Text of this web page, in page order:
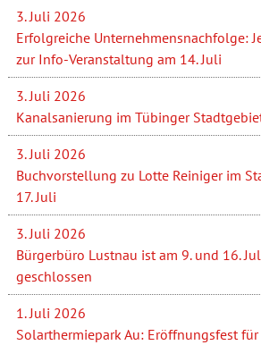
3. Juli 2026
Erfolgreiche Unternehmensnachfolge:
zur Info-Veranstaltung am 14. Juli
3. Juli 2026
Kanalsanierung im Tübinger
3. Juli 2026
Buchvorstellung zu Lotte Reiniger im
17. Juli
3. Juli 2026
Bürgerbüro Lustnau ist am 9. und 16.
geschlossen
1. Juli 2026
Solarthermiepark Au: Eröffnungsfest